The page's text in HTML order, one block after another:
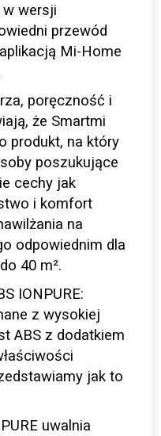
wersji
przewód
Mi-Home
poręczność i
że Smartmi
produkt, na który
poszukujące
cechy jak
i komfort
na
odpowiednim dla
40 m².
IONPURE:
z wysokiej
ABS z dodatkiem
jak to
uwalnia